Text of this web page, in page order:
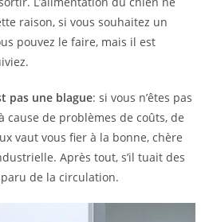
raison, si vous souhaitez un
pouvez le faire, mais il est
pas une blague: si vous n’êtes pas
cause de problèmes de coûts, de
vaut vous fier à la bonne, chère
Après tout, s’il tuait des
de la circulation.